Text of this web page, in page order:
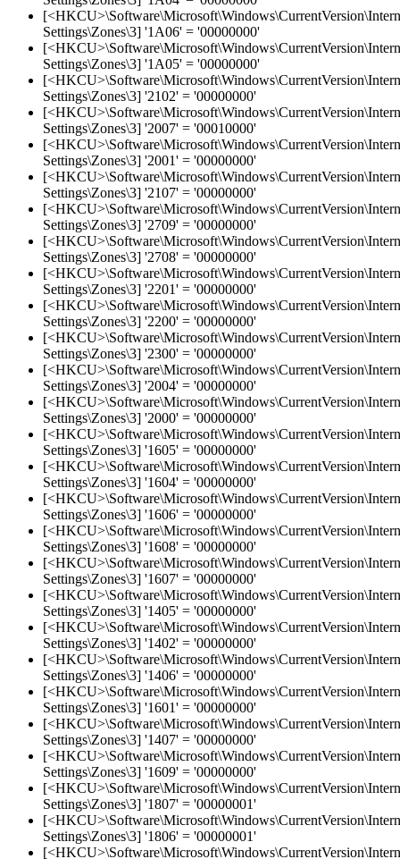
Settings\Zones\3] '1A06' = '00000000'
Settings\Zones\3] '1A05' = '00000000'
Settings\Zones\3] '2102' = '00000000'
Settings\Zones\3] '2007' = '00010000'
Settings\Zones\3] '2001' = '00000000'
Settings\Zones\3] '2107' = '00000000'
Settings\Zones\3] '2709' = '00000000'
Settings\Zones\3] '2708' = '00000000'
Settings\Zones\3] '2201' = '00000000'
Settings\Zones\3] '2200' = '00000000'
Settings\Zones\3] '2300' = '00000000'
Settings\Zones\3] '2004' = '00000000'
Settings\Zones\3] '2000' = '00000000'
Settings\Zones\3] '1605' = '00000000'
Settings\Zones\3] '1604' = '00000000'
Settings\Zones\3] '1606' = '00000000'
Settings\Zones\3] '1608' = '00000000'
Settings\Zones\3] '1607' = '00000000'
Settings\Zones\3] '1405' = '00000000'
Settings\Zones\3] '1402' = '00000000'
Settings\Zones\3] '1406' = '00000000'
Settings\Zones\3] '1601' = '00000000'
Settings\Zones\3] '1407' = '00000000'
Settings\Zones\3] '1609' = '00000000'
Settings\Zones\3] '1807' = '00000001'
Settings\Zones\3] '1806' = '00000001'